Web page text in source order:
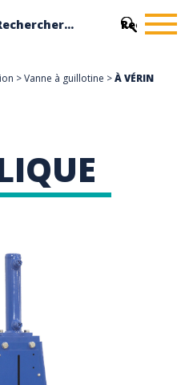
>Vanne à guillotine >À VÉRIN